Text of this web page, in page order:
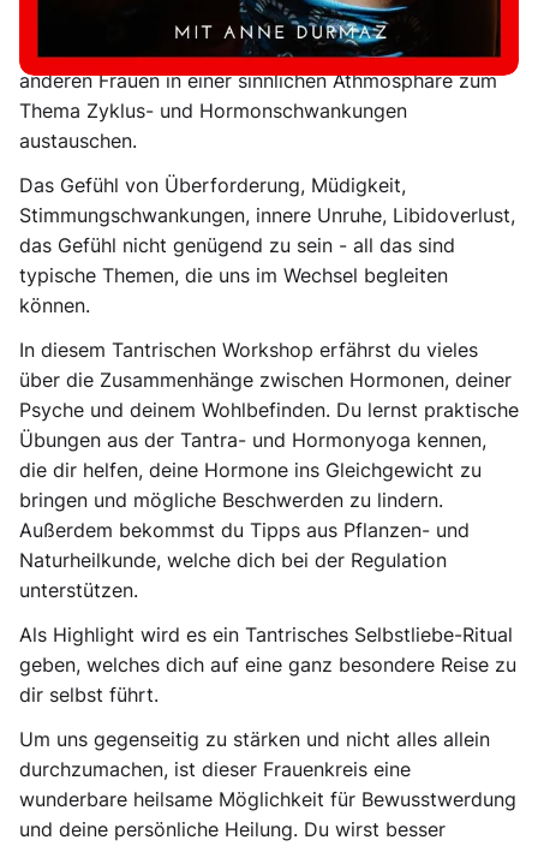
An diesem Nachmittag lernst du die wundervolle
Tantra-Selbstliebe Praxis kennen und kannst dich mit
anderen Frauen in einer sinnlichen Athmosphäre zum
Thema Zyklus- und Hormonschwankungen
austauschen.
Das Gefühl von Überforderung, Müdigkeit,
Stimmungschwankungen, innere Unruhe, Libidoverlust,
das Gefühl nicht genügend zu sein - all das sind
typische Themen, die uns im Wechsel begleiten
können.
In diesem Tantrischen Workshop erfährst du vieles
über die Zusammenhänge zwischen Hormonen, deiner
Psyche und deinem Wohlbefinden. Du lernst praktische
Übungen aus der Tantra- und Hormonyoga kennen,
die dir helfen, deine Hormone ins Gleichgewicht zu
bringen und mögliche Beschwerden zu lindern.
Außerdem bekommst du Tipps aus Pflanzen- und
Naturheilkunde, welche dich bei der Regulation
unterstützen.
Als Highlight wird es ein Tantrisches Selbstliebe-Ritual
geben, welches dich auf eine ganz besondere Reise zu
dir selbst führt.
Um uns gegenseitig zu stärken und nicht alles allein
durchzumachen, ist dieser Frauenkreis eine
wunderbare heilsame Möglichkeit für Bewusstwerdung
und deine persönliche Heilung. Du wirst besser